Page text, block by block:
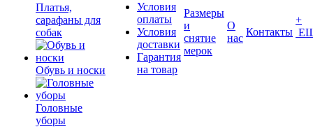
Платья,
сарафаны для
собак
Обувь и носки
Головные
уборы
Условия
оплаты
Условия
доставки
Гарантия
на товар
Размеры
и
снятие
мерок
О
нас
Контакты
+